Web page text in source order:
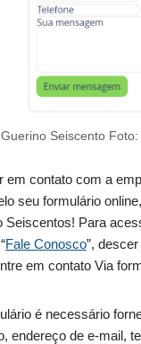
Seiscento
em contato com a
seu formulário
Seiscentos! Para
Fale Conosco”,
em contato Via
é necessário
endereço de e-mail,